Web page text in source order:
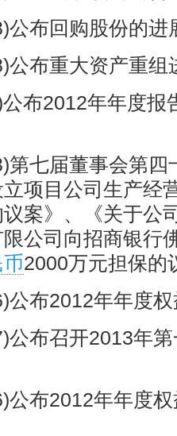
公布回购股份的进
公布重大资产重组
布2012年年度报
第七届董事会第四
项目公司生产经
案》、《关于公
公司向招商银行
币2000万元担保的
公布2012年年度
公布召开2013年
公布2012年年度